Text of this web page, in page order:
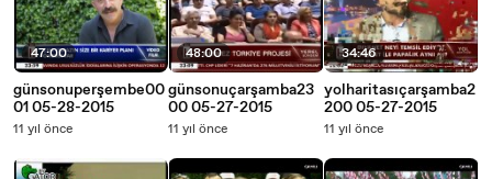
47:00
günsonuperşembe00
01 05-28-2015
11 yıl önce
48:00
günsonuçarşamba23
00 05-27-2015
11 yıl önce
34:46
yolharitasıçarşamba2
200 05-27-2015
11 yıl önce